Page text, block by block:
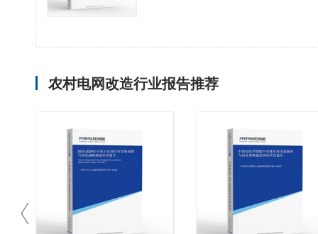
农村电网改造行业报告推荐